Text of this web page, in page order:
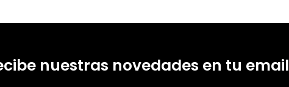
nuestras novedades en tu email